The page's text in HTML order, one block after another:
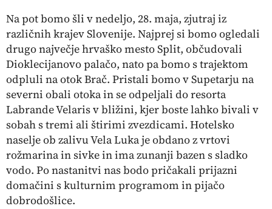
Na pot bomo šli v nedeljo, 28. maja, zjutraj iz
različnih krajev Slovenije. Najprej si bomo ogledali
drugo največje hrvaško mesto Split, občudovali
Dioklecijanovo palačo, nato pa bomo s trajektom
odpluli na otok Brač. Pristali bomo v Supetarju na
severni obali otoka in se odpeljali do resorta
Labrande Velaris v bližini, kjer boste lahko bivali v
sobah s tremi ali štirimi zvezdicami. Hotelsko
naselje ob zalivu Vela Luka je obdano z vrtovi
rožmarina in sivke in ima zunanji bazen s sladko
vodo. Po nastanitvi nas bodo pričakali prijazni
domačini s kulturnim programom in pijačo
dobrodošlice.